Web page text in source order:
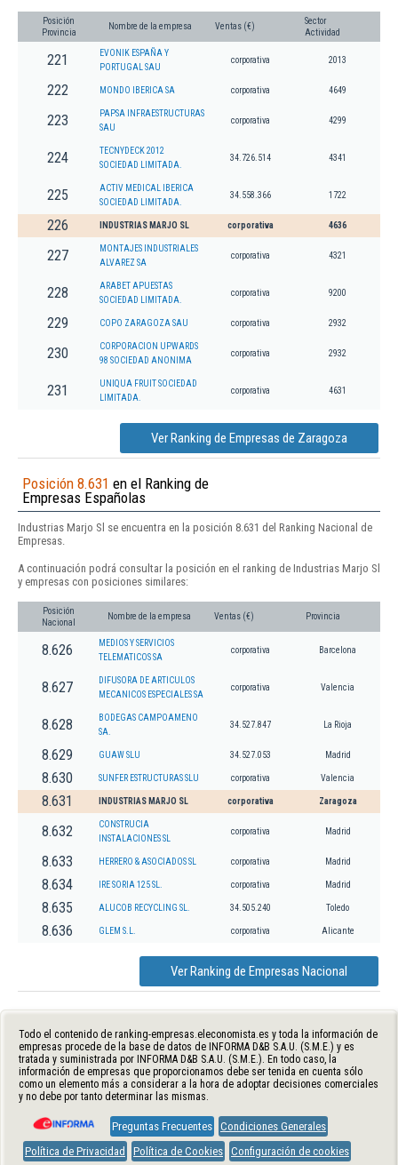
Posición
Provincia
Nombre de la empresa Ventas (€)
Sector
Actividad
221
EVONIK ESPAÑA Y
PORTUGAL SAU
corporativa 2013
222 MONDO IBERICA SA corporativa 4649
223
PAPSA INFRAESTRUCTURAS
SAU
corporativa 4299
224
TECNYDECK 2012
SOCIEDAD LIMITADA.
34.726.514 4341
225
ACTIV MEDICAL IBERICA
SOCIEDAD LIMITADA.
34.558.366 1722
226 INDUSTRIAS MARJO SL corporativa 4636
227
MONTAJES INDUSTRIALES
ALVAREZ SA
corporativa 4321
228
ARABET APUESTAS
SOCIEDAD LIMITADA.
corporativa 9200
229 COPO ZARAGOZA SAU corporativa 2932
230
CORPORACION UPWARDS
98 SOCIEDAD ANONIMA
corporativa 2932
231
UNIQUA FRUIT SOCIEDAD
LIMITADA.
corporativa 4631
Ver Ranking de Empresas de Zaragoza
Posición 8.631 en el Ranking de
Empresas Españolas
Industrias Marjo Sl se encuentra en la posición 8.631 del Ranking Nacional de
Empresas.
A continuación podrá consultar la posición en el ranking de Industrias Marjo Sl
y empresas con posiciones similares:
Posición
Nacional
Nombre de la empresa Ventas (€) Provincia
8.626
MEDIOS Y SERVICIOS
TELEMATICOS SA
corporativa Barcelona
8.627
DIFUSORA DE ARTICULOS
MECANICOS ESPECIALES SA
corporativa Valencia
8.628
BODEGAS CAMPOAMENO
SA.
34.527.847 La Rioja
8.629 GUAW SLU 34.527.053 Madrid
8.630 SUNFER ESTRUCTURAS SLU corporativa Valencia
8.631 INDUSTRIAS MARJO SL corporativa Zaragoza
8.632
CONSTRUCIA
INSTALACIONES SL
corporativa Madrid
8.633 HERRERO & ASOCIADOS SL corporativa Madrid
8.634 IRE SORIA 125 SL. corporativa Madrid
8.635 ALUCOB RECYCLING SL. 34.505.240 Toledo
8.636 GLEM S.L. corporativa Alicante
Ver Ranking de Empresas Nacional
Todo el contenido de ranking-empresas.eleconomista.es y toda la información de
empresas procede de la base de datos de INFORMA D&B S.A.U. (S.M.E.) y es
tratada y suministrada por INFORMA D&B S.A.U. (S.M.E.). En todo caso, la
información de empresas que proporcionamos debe ser tenida en cuenta sólo
como un elemento más a considerar a la hora de adoptar decisiones comerciales
y no debe por tanto determinar las mismas.
Preguntas Frecuentes Condiciones Generales
Política de Privacidad
Política de Cookies Configuración de cookies